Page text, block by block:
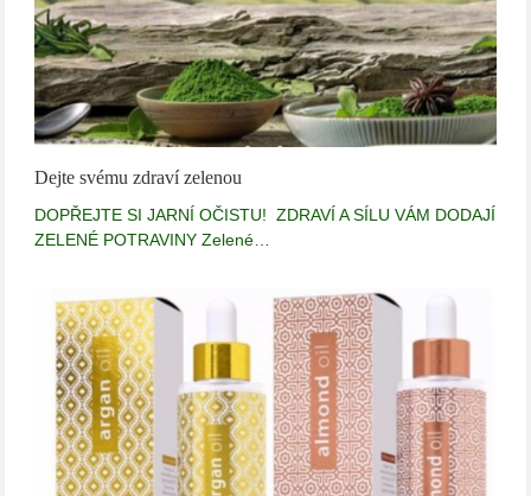
Dejte svému zdraví zelenou
DOPŘEJTE SI JARNÍ OČISTU! ZDRAVÍ A SÍLU VÁM DODAJÍ
ZELENÉ POTRAVINY Zelené…